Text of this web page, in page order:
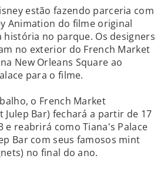
estão fazendo parceria com
Animation do filme original
história no parque. Os designers
no exterior do French Market
New Orleans Square ao
para o filme.
o French Market
Julep Bar) fechará a partir de 17
e reabrirá como Tiana's Palace
Bar com seus famosos mint
no final do ano.